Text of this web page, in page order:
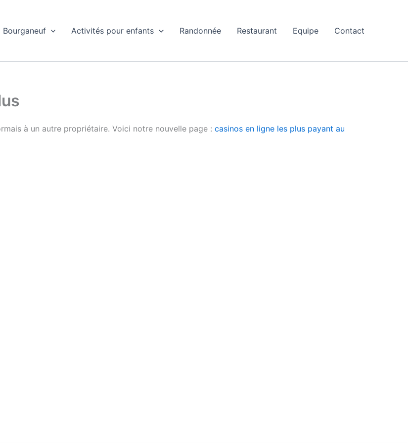
Bourganeuf Activités pour enfants Randonnée Restaurant Equipe Contact
à un autre propriétaire. Voici notre nouvelle page : casinos en ligne les plus payant au